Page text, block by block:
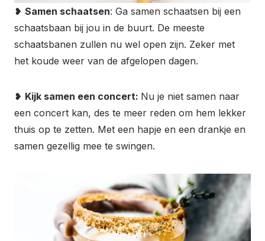
❥ Samen schaatsen: Ga samen schaatsen bij een
schaatsbaan bij jou in de buurt. De meeste
schaatsbanen zullen nu wel open zijn. Zeker met
het koude weer van de afgelopen dagen.
❥ Kijk samen een concert: Nu je niet samen naar
een concert kan, des te meer reden om hem lekker
thuis op te zetten. Met een hapje en een drankje en
samen gezellig mee te swingen.